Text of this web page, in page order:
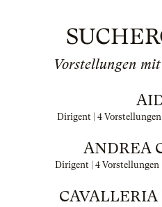
Vorstellungen
Dirigent | 4 Vorstellungen |
ANDREA
Dirigent | 4 Vorstellungen |